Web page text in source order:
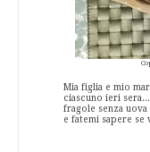
Mia figlia e mio
ciascuno ieri
fragole senza
e fatemi sapere se